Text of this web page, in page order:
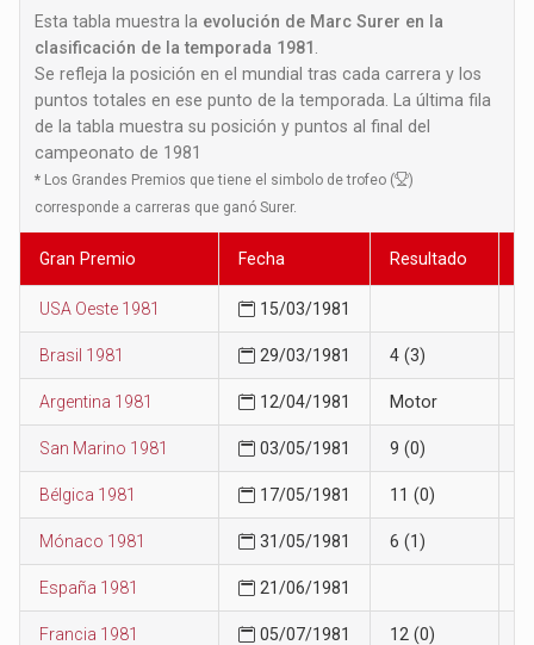
Esta tabla muestra la evolución de Marc Surer en la
clasificación de la temporada 1981
Se refleja la posición en el mundial tras cada carrera y los
puntos totales en ese punto de la temporada. La última fila
de la tabla muestra su posición y puntos al final del
campeonato de 1981
* Los Grandes Premios que tiene el simbolo de trofeo (
)
corresponde a carreras que ganó Surer.
Gran Premio Fecha Resultado
USA Oeste 1981 15/03/1981
Brasil 1981 29/03/1981 4 (3)
Argentina 1981 12/04/1981 Motor
San Marino 1981 03/05/1981 9 (0)
Bélgica 1981 17/05/1981 11 (0)
Mónaco 1981 31/05/1981 6 (1)
España 1981 21/06/1981
Francia 1981 05/07/1981 12 (0)